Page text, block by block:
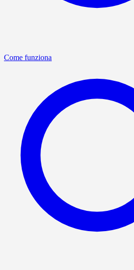
Come funziona